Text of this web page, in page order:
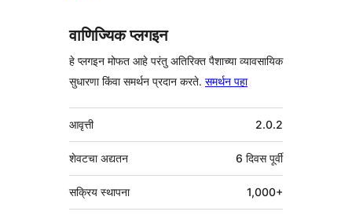
वाणिज्यिक प्लगइन
हे प्लगइन मोफत आहे परंतु अतिरिक्त पैशाच्या व्यावसायिक
सुधारणा किंवा समर्थन प्रदान करते. समर्थन पहा
मेटा
आवृत्ती 2.0.2
शेवटचा अद्यतन 6 दिवसपूर्वी
सक्रिय स्थापना 1,000+